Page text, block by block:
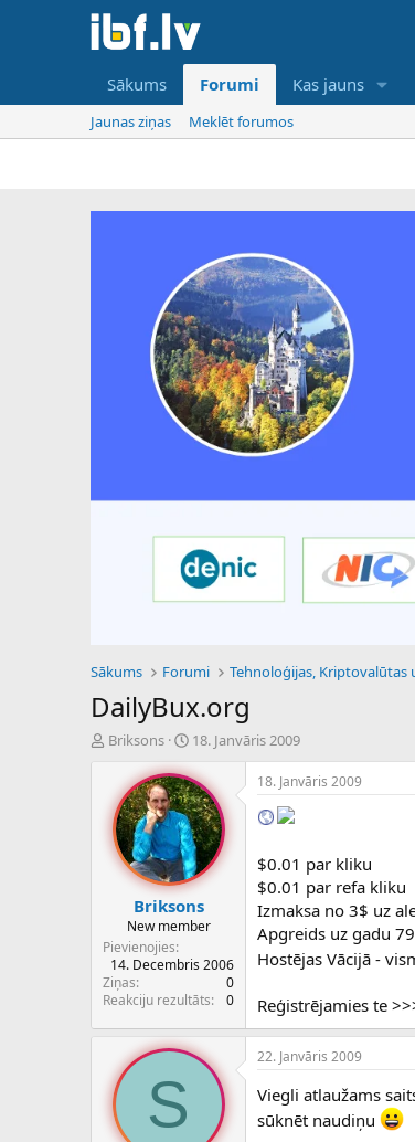
Sākums Forumi Kas jauns
Jaunas ziņas Meklēt forumos
Sākums Forumi
DailyBux.org
P
e
d
e
z
s
ā
c
Briksons
S
k
u
m
a
d
a
u
m
s
18. Janvāris 2009
Briksons
New member
Pievienojies
14. Decembris 2006
Ziņas
0
Reakciju rezultāts
0
18. Janvāris 2009
$0.01 par kliku
$0.01 par refa kliku
Izmaksa no 3$ uz
Apgreids uz gadu
Hostējas Vācijā -
Reģistrējamies te
S
22. Janvāris 2009
Viegli atlaužams
sūknēt naudiņu